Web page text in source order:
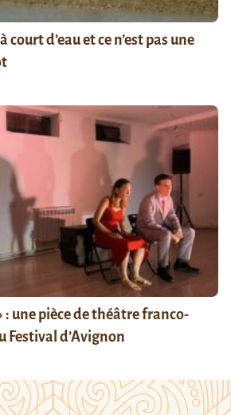
court d’eau et ce n’est pas une
: une pièce de théâtre franco-
Festival d’Avignon